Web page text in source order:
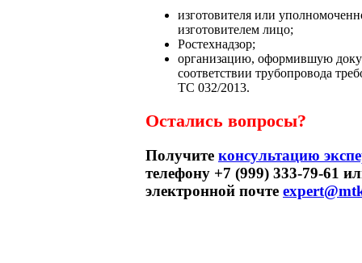
изготовителя или
изготовителем лицо;
Ростехнадзор;
организацию, оформившую
соответствии трубопровода
ТС 032/2013.
Остались вопросы?
Получите консультацию
телефону +7 (999) 333-79-61
электронной почте